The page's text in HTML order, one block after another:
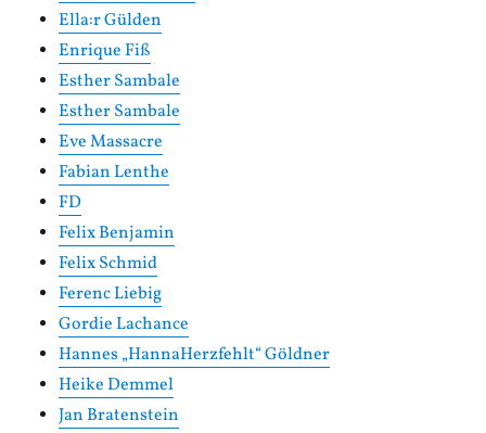
Ella:r Gülden
Enrique Fiß
Esther Sambale
Esther Sambale
Eve Massacre
Fabian Lenthe
FD
Felix Benjamin
Felix Schmid
Ferenc Liebig
Gordie Lachance
Hannes „HannaHerzfehlt“ Göldner
Heike Demmel
Jan Bratenstein